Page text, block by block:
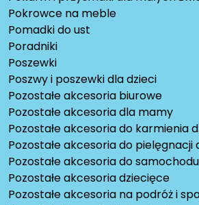
Pokrowce na meble
Pomadki do ust
Poradniki
Poszewki
Poszwy i poszewki dla dzieci
Pozostałe akcesoria biurowe
Pozostałe akcesoria dla mamy
Pozostałe akcesoria do karmienia
Pozostałe akcesoria do pielęgnacji
Pozostałe akcesoria do samochodu
Pozostałe akcesoria dziecięce
Pozostałe akcesoria na podróż i